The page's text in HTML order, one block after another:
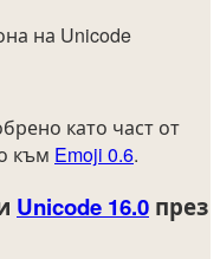
на Unicode
като част от
към Emoji 0.6.
Unicode 16.0 през